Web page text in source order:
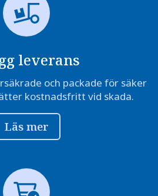
leverans
och packade för säker
kostnadsfritt vid skada.
Läs mer